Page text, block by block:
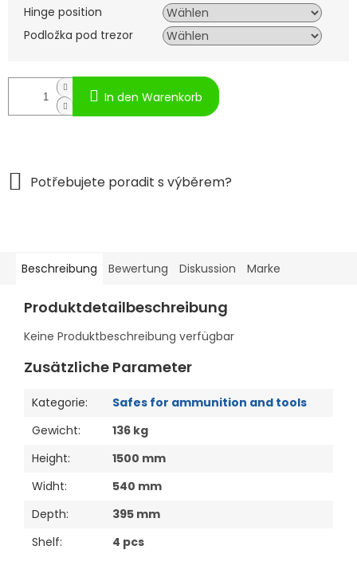
Hinge position
Podložka pod trezor
In den Warenkorb
Beschreibung Bewertung Diskussion Marke
Produktdetailbeschreibung
Keine Produktbeschreibung verfügbar
Zusätzliche Parameter
Kategorie:
Safes for ammunition and tools
Gewicht:
136 kg
Height:
1500 mm
Widht:
540 mm
Depth:
395 mm
Shelf: 4 pcs